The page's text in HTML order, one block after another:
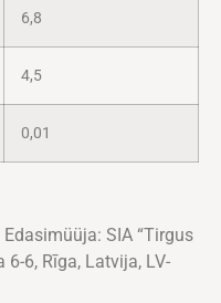
6,8
4,5
0,01
SIA “Tirgus
6-6, Rīga, Latvija, LV-